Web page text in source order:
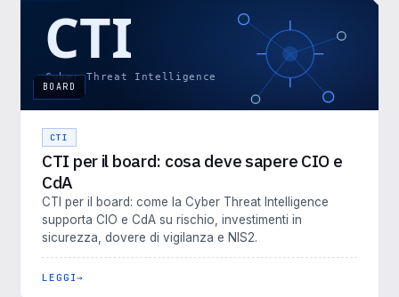
BOARD
CTI
CTI per il board: cosa deve sapere CIO e
CdA
CTI per il board: come la Cyber Threat Intelligence
supporta CIO e CdA su rischio, investimenti in
sicurezza, dovere di vigilanza e NIS2.
LEGGI